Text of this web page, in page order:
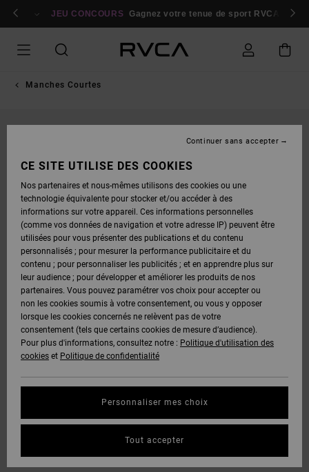
Se connecter / s'inscrire
JEU CONCOURS Gagnez votre tenue de sport RVCA
Manches Courtes
CE SITE UTILISE DES COOKIES
Nos partenaires et nous-mêmes utilisons des cookies ou une
technologie équivalente pour stocker et/ou accéder à des
informations sur votre appareil. Ces informations personnelles
(comme vos données de navigation et votre adresse IP) peuvent être
utilisées pour vous présenter des publications et du contenu
personnalisés ; pour mesurer la performance publicitaire et du
contenu ; pour personnaliser les publicités ; et en apprendre plus sur
leur audience ; pour développer et améliorer les produits de nos
partenaires. Vous pouvez paramétrer vos choix pour accepter ou
non les cookies soumis à votre consentement, ou vous y opposer
lorsque les cookies concernés ne relèvent pas de votre
consentement (tels que certains cookies de mesure d’audience).
Pour plus d'informations, consultez notre : Politique d'utilisation des
cookies et Politique de confidentialité
Personnaliser mes choix
Continuer sans accepter
Tout accepter